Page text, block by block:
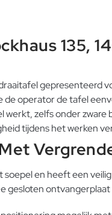
135,
gepresenteerd
operator de tafel
werkt, zelfs onder
tijdens het werken
en heeft een
gesloten